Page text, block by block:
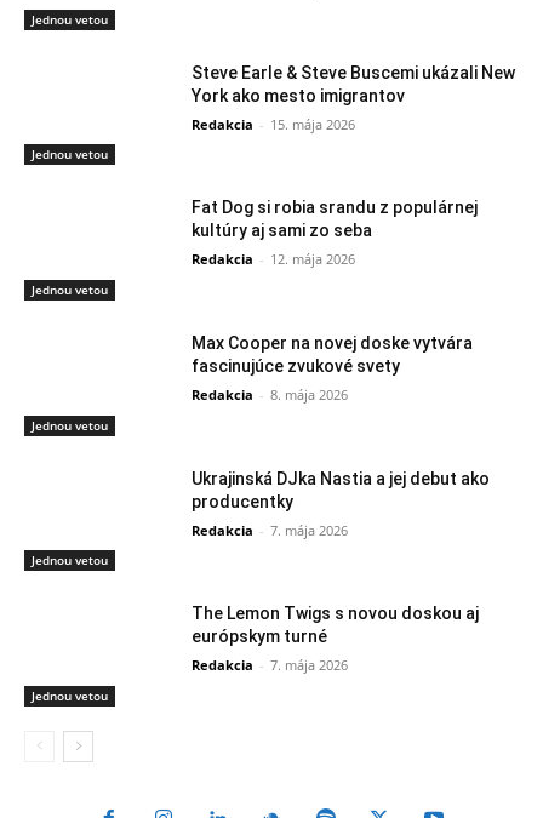
Jednou vetou
Jednou vetou
Steve Earle & Steve Buscemi ukázali New
York ako mesto imigrantov
Redakcia - 15. mája 2026
Jednou vetou
Fat Dog si robia srandu z populárnej
kultúry aj sami zo seba
Redakcia - 12. mája 2026
Jednou vetou
Max Cooper na novej doske vytvára
fascinujúce zvukové svety
Redakcia - 8. mája 2026
Jednou vetou
Ukrajinská DJka Nastia a jej debut ako
producentky
Redakcia - 7. mája 2026
Jednou vetou
The Lemon Twigs s novou doskou aj
európskym turné
Redakcia - 7. mája 2026